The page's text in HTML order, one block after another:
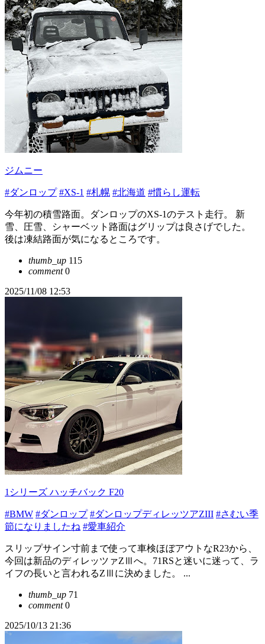
ジムニー
#ダンロップ #XS-1 #札幌 #北海道 #慣らし運転
今年初の積雪路面。ダンロップのXS-1のテスト走行。 新
雪、圧雪、シャーベット路面はグリップは良さげでした。
後は凍結路面が気になるところです。
thumb_up 115
comment0
2025/11/08 12:53
1シリーズ ハッチバック F20
#BMW #ダンロップ #ダンロップディレッツアZIII #さむい季
節になりましたね #愛車紹介
スリップサイン寸前まで使って車検ほぼアウトなR23から、
今回は新品のディレッツァZⅢへ。71RSと迷いに迷って、ラ
イフの長いと言われるZⅢに決めました。 ...
thumb_up 71
comment0
2025/10/13 21:36